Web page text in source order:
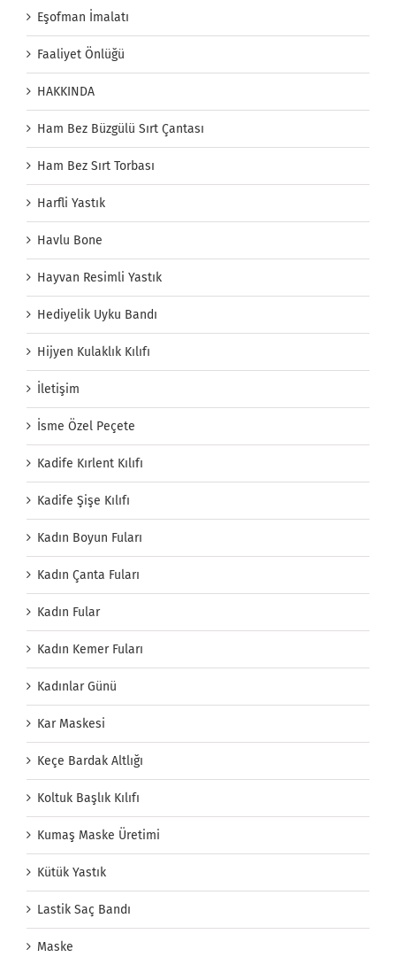
Eşofman İmalatı
Faaliyet Önlüğü
HAKKINDA
Ham Bez Büzgülü Sırt Çantası
Ham Bez Sırt Torbası
Harfli Yastık
Havlu Bone
Hayvan Resimli Yastık
Hediyelik Uyku Bandı
Hijyen Kulaklık Kılıfı
İletişim
İsme Özel Peçete
Kadife Kırlent Kılıfı
Kadife Şişe Kılıfı
Kadın Boyun Fuları
Kadın Çanta Fuları
Kadın Fular
Kadın Kemer Fuları
Kadınlar Günü
Kar Maskesi
Keçe Bardak Altlığı
Koltuk Başlık Kılıfı
Kumaş Maske Üretimi
Kütük Yastık
Lastik Saç Bandı
Maske